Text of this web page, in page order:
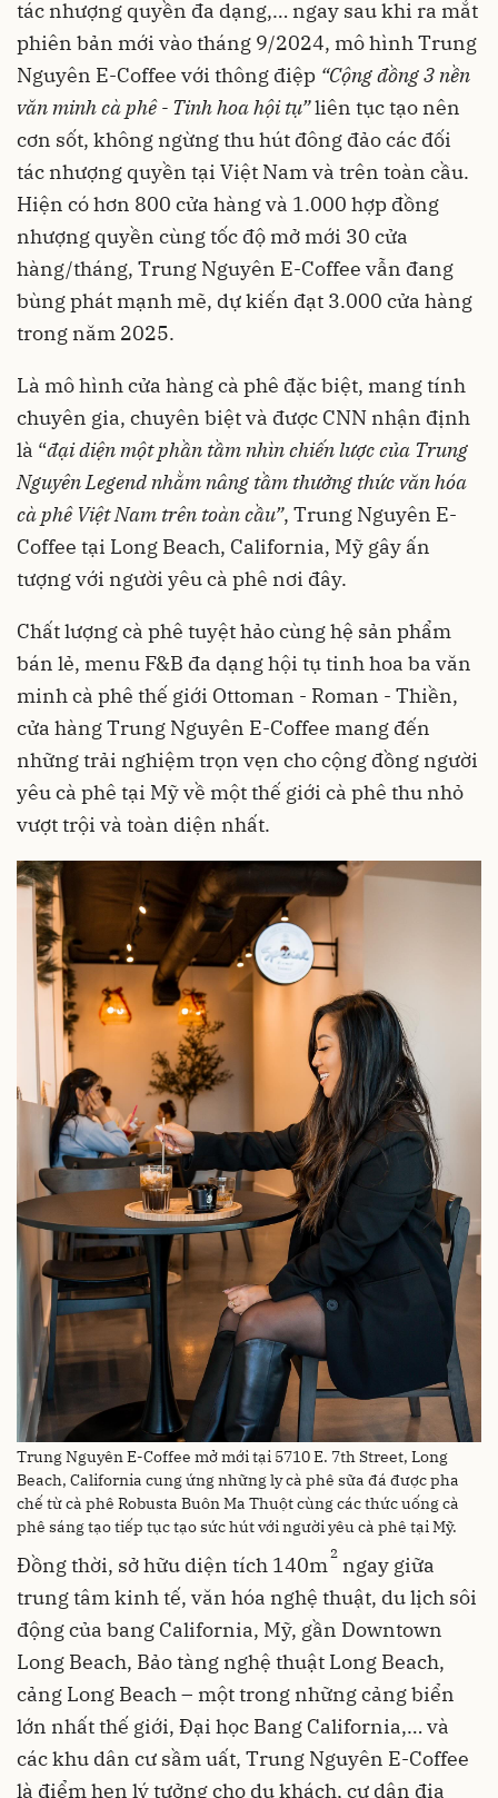
tác nhượng quyền đa dạng,… ngay sau khi ra mắt
phiên bản mới vào tháng 9/2024, mô hình Trung
Nguyên E-Coffee với thông điệp “Cộng đồng 3 nền
văn minh cà phê - Tinh hoa hội tụ”liên tục tạo nên
cơn sốt, không ngừng thu hút đông đảo các đối
tác nhượng quyền tại Việt Nam và trên toàn cầu.
Hiện có hơn 800 cửa hàng và 1.000 hợp đồng
nhượng quyền cùng tốc độ mở mới 30 cửa
hàng/tháng, Trung Nguyên E-Coffee vẫn đang
bùng phát mạnh mẽ, dự kiến đạt 3.000 cửa hàng
trong năm 2025.
Là mô hình cửa hàng cà phê đặc biệt, mang tính
chuyên gia, chuyên biệt và được CNN nhận định
là “đại diện một phần tầm nhìn chiến lược của Trung
Nguyên Legend nhằm nâng tầm thưởng thức văn hóa
cà phê Việt Nam trên toàn cầu”, Trung Nguyên E-
Coffee tại Long Beach, California, Mỹ gây ấn
tượng với người yêu cà phê nơi đây.
Chất lượng cà phê tuyệt hảo cùng hệ sản phẩm
bán lẻ, menu F&B đa dạng hội tụ tinh hoa ba văn
minh cà phê thế giới Ottoman - Roman - Thiền,
cửa hàng Trung Nguyên E-Coffee mang đến
những trải nghiệm trọn vẹn cho cộng đồng người
yêu cà phê tại Mỹ về một thế giới cà phê thu nhỏ
vượt trội và toàn diện nhất.
Trung Nguyên E-Coffee mở mới tại 5710 E. 7th Street, Long
Beach, California cung ứng những ly cà phê sữa đá được pha
chế từ cà phê Robusta Buôn Ma Thuột cùng các thức uống cà
phê sáng tạo tiếp tục tạo sức hút với người yêu cà phê tại Mỹ.
Đồng thời, sở hữu diện tích 140m2 ngay giữa
trung tâm kinh tế, văn hóa nghệ thuật, du lịch sôi
động của bang California, Mỹ, gần Downtown
Long Beach, Bảo tàng nghệ thuật Long Beach,
cảng Long Beach – một trong những cảng biển
lớn nhất thế giới, Đại học Bang California,… và
các khu dân cư sầm uất, Trung Nguyên E-Coffee
là điểm hẹn lý tưởng cho du khách, cư dân địa